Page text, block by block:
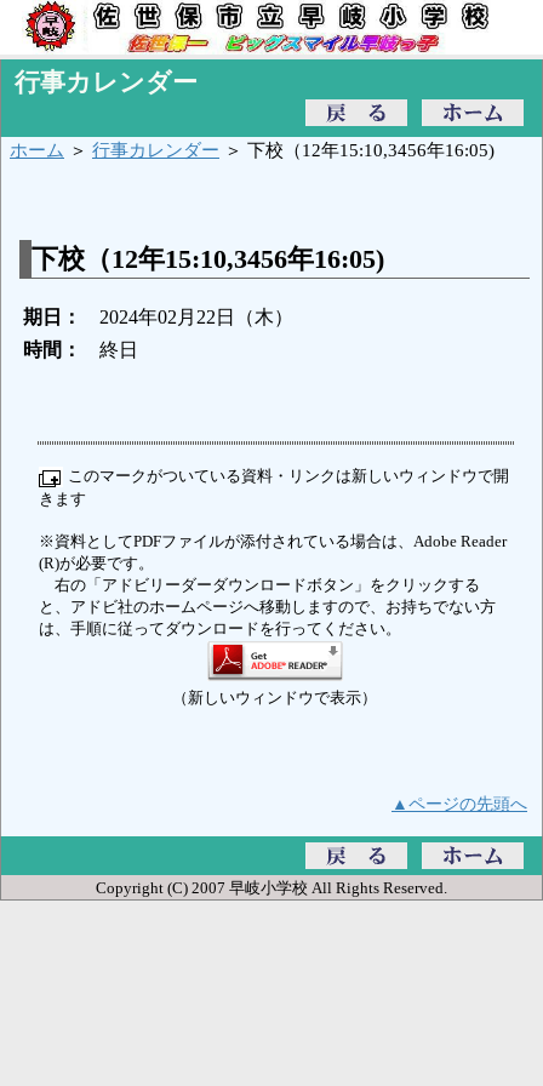
行事カレンダー
ホーム ＞ 行事カレンダー ＞ 下校（12年15:10,3456年16:05)
下校（12年15:10,3456年16:05)
期日：
2024年02月22日（木）
時間：
終日
このマークがついている資料・リンクは新しいウィンドウで開
きます
※資料としてPDFファイルが添付されている場合は、Adobe Reader
(R)が必要です。
右の「アドビリーダーダウンロードボタン」をクリックする
と、アドビ社のホームページへ移動しますので、お持ちでない方
は、手順に従ってダウンロードを行ってください。
（新しいウィンドウで表示）
▲ページの先頭へ
Copyright (C) 2007 早岐小学校 All Rights Reserved.